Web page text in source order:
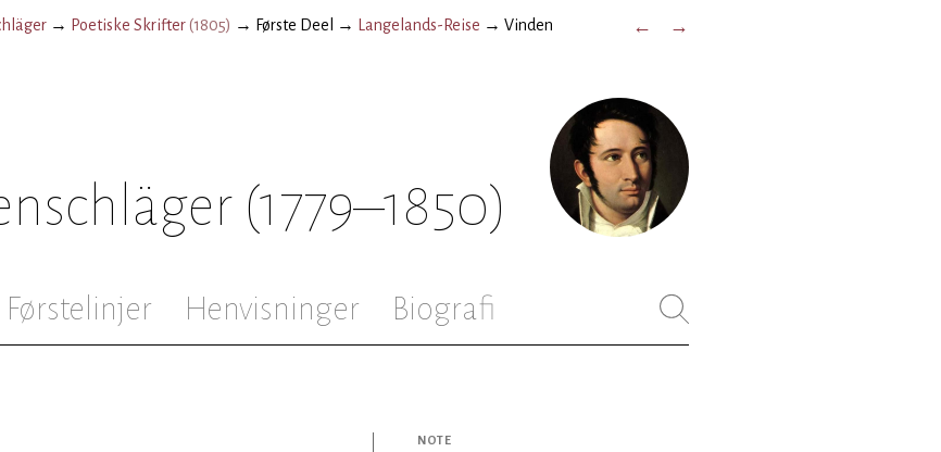
→ Poetiske Skrifter(1805) → Første Deel → Langelands-Reise → Vinden ← →
(1779–1850)
Førstelinjer Henvisninger Biografi
NOTE